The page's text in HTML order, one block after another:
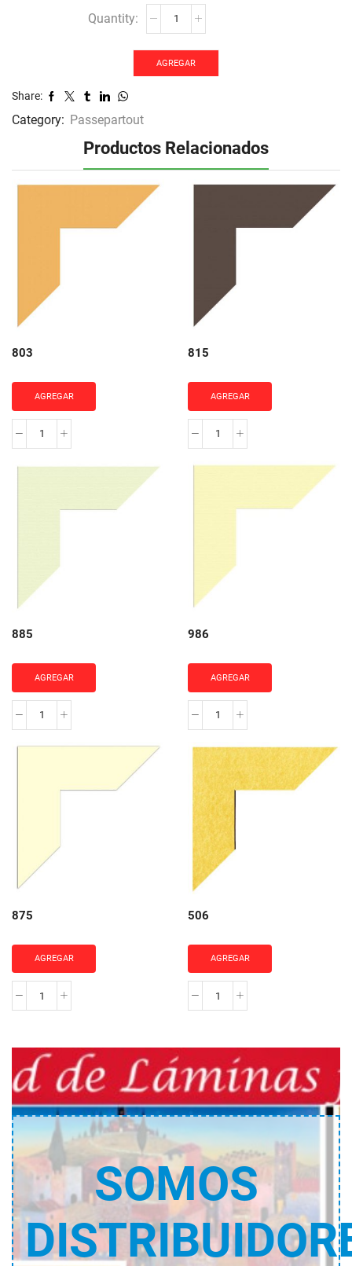
AGREGAR
Share:
Category: Passepartout
Productos Relacionados
803
AGREGAR
803
815
AGREGAR
815
885
AGREGAR
885
986
AGREGAR
986
875
AGREGAR
875
506
AGREGAR
506
SOMOS